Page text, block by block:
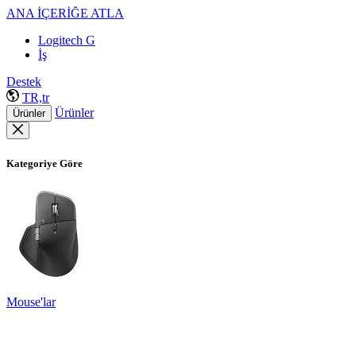
ANA İÇERİĞE ATLA
Logitech G
İş
Destek
TR,tr
Ürünler Ürünler
Kategoriye Göre
Mouse'lar